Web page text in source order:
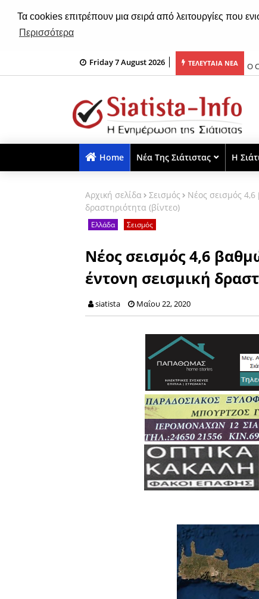
Τα cookies επιτρέπουν μια σειρά από λειτουργίες που
Περισσότερα
Friday 7 August 2026 ΤΕΛΕΥΤΑΙΑ ΝΕΑ Ο
Home Νέα Της Σιάτιστας Η
Αρχική σελίδα Σεισμός
Νέος σεισμός
δραστηριότητα (βίντεο)
Ελλάδα Σεισμός
Νέος σεισμός 4,6
έντονη σεισμική
siatista Μαΐου 22, 2020